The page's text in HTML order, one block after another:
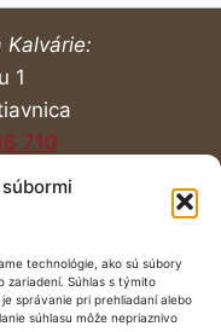
technológie, ako sú súbory
zariadení. Súhlas s týmito
správanie pri prehliadaní alebo
súhlasu môže nepriaznivo
Kalvárie:
1
710
fondu: